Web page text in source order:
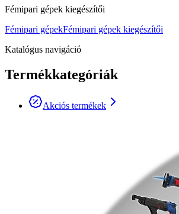
Fémipari gépek kiegészítői
Fémipari gépekFémipari gépek kiegészítői
Katalógus navigáció
Termékkategóriák
Akciós termékek